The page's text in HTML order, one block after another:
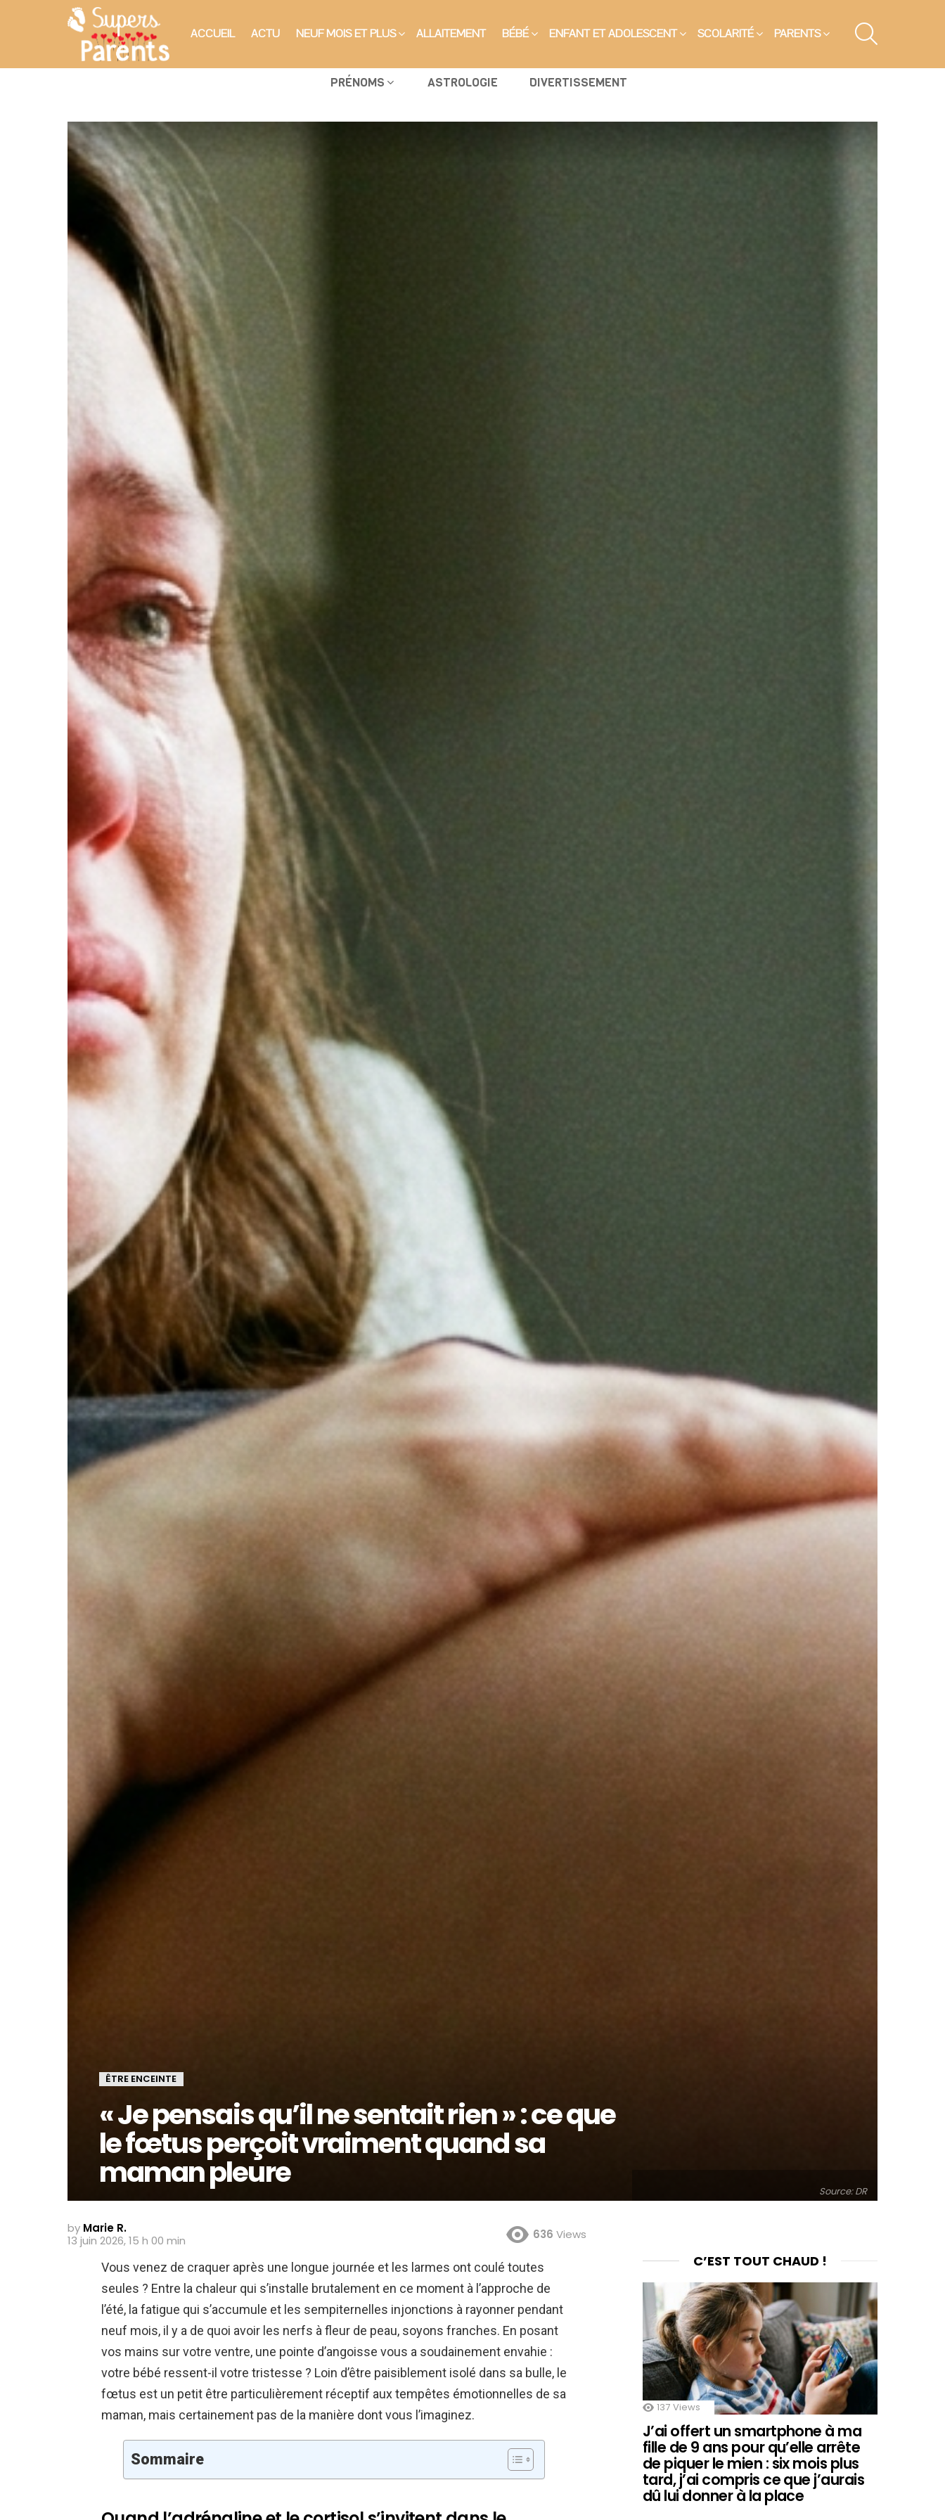
ACCUEIL ACTU NEUF MOIS ET PLUS ALLAITEMENT BÉBÉ ENFANT ET ADOLESCENT SCOLARITÉ PARENTS
PRÉNOMS ASTROLOGIE DIVERTISSEMENT
ÊTRE ENCEINTE
« Je pensais qu’il ne sentait rien » : ce que
le fœtus perçoit vraiment quand sa
maman pleure
Source: DR
by Marie R.
13 juin 2026, 15 h 00 min
636 Views
Vous venez de craquer après une longue journée et les larmes ont coulé toutes
seules ? Entre la chaleur qui s’installe brutalement en ce moment à l’approche de
l’été, la fatigue qui s’accumule et les sempiternelles injonctions à rayonner pendant
neuf mois, il y a de quoi avoir les nerfs à fleur de peau, soyons franches. En posant
vos mains sur votre ventre, une pointe d’angoisse vous a soudainement envahie :
votre bébé ressent-il votre tristesse ? Loin d’être paisiblement isolé dans sa bulle, le
fœtus est un petit être particulièrement réceptif aux tempêtes émotionnelles de sa
maman, mais certainement pas de la manière dont vous l’imaginez.
Sommaire
C’EST TOUT CHAUD !
137 Views
J’ai offert un smartphone à ma
fille de 9 ans pour qu’elle arrête
de piquer le mien : six mois plus
tard, j’ai compris ce que j’aurais
dû lui donner à la place